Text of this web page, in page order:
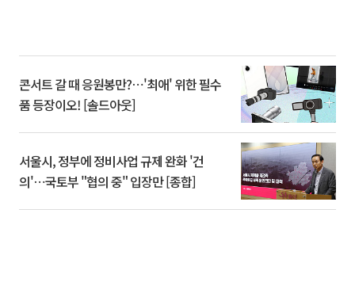
콘서트 갈 때 응원봉만?⋯'최애' 위한 필수
품 등장이오! [솔드아웃]
서울시, 정부에 정비사업 규제 완화 '건
의'⋯국토부 "협의 중" 입장만 [종합]